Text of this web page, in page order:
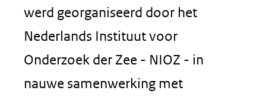
werd georganiseerd door het
Nederlands Instituut voor
Onderzoek der Zee - NIOZ - in
nauwe samenwerking met